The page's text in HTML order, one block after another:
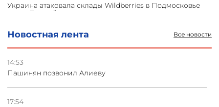
Новостная лента Все новости
14:53
Пашинян позвонил Алиеву
17:54
Украина атаковала склады Wildberries в Подмосковье
и под Петербургом
03.08.2026
Стратегия безопасности ОДКБ допускает применение
Азербайджане